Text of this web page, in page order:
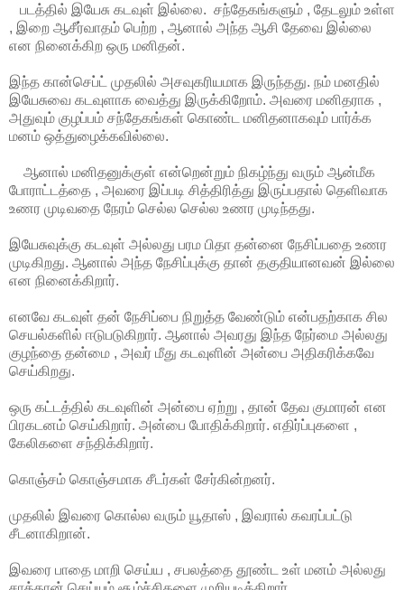
படத்தில் இயேசு கடவுள் இல்லை. சந்தேகங்களும் , தேடலும் உள்ள
, இறை ஆசீர்வாதம் பெற்ற , ஆனால் அந்த ஆசி தேவை இல்லை
என நினைக்கிற ஒரு மனிதன்.
இந்த கான்செப்ட் முதலில் அசவுகரியமாக இருந்தது. நம் மனதில்
இயேசுவை கடவுளாக வைத்து இருக்கிறோம். அவரை மனிதராக ,
அதுவும் குழப்பம் சந்தேகங்கள் கொண்ட மனிதனாகவும் பார்க்க
மனம் ஒத்துழைக்கவில்லை.
ஆனால் மனிதனுக்குள் என்றென்றும் நிகழ்ந்து வரும் ஆன்மீக
போராட்டத்தை , அவரை இப்படி சித்திரித்து இருப்பதால் தெளிவாக
உணர முடிவதை நேரம் செல்ல செல்ல உணர முடிந்தது.
இயேசுவுக்கு கடவுள் அல்லது பரம பிதா தன்னை நேசிப்பதை உணர
முடிகிறது. ஆனால் அந்த நேசிப்புக்கு தான் தகுதியானவன் இல்லை
என நினைக்கிறார்.
எனவே கடவுள் தன் நேசிப்பை நிறுத்த வேண்டும் என்பதற்காக சில
செயல்களில் ஈடுபடுகிறார். ஆனால் அவரது இந்த நேர்மை அல்லது
குழந்தை தன்மை , அவர் மீது கடவுளின் அன்பை அதிகரிக்கவே
செய்கிறது.
ஒரு கட்டத்தில் கடவுளின் அன்பை ஏற்று , தான் தேவ குமாரன் என
பிரகடனம் செய்கிறார். அன்பை போதிக்கிறார். எதிர்ப்புகளை ,
கேலிகளை சந்திக்கிறார்.
கொஞ்சம் கொஞ்சமாக சீடர்கள் சேர்கின்றனர்.
முதலில் இவரை கொல்ல வரும் யூதாஸ் , இவரால் கவரப்பட்டு
சீடனாகிறான்.
இவரை பாதை மாறி செய்ய , சபலத்தை தூண்ட உள் மனம் அல்லது